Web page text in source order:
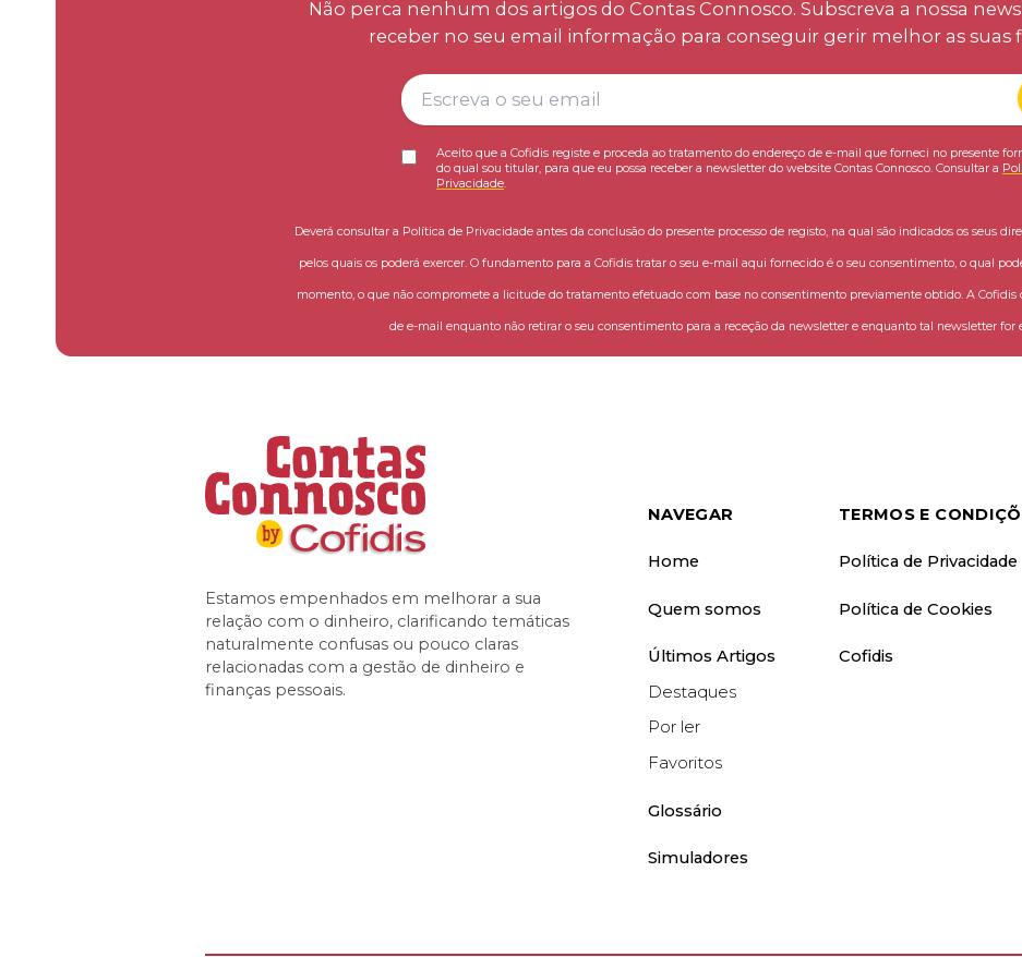
Não perca nenhum dos artigos do Contas Connosco. Subscreva a nossa
receber no seu email informação para conseguir gerir melhor as suas
Aceito que a Cofidis registe e proceda ao tratamento do endereço de e-mail que forneci no presente
do qual sou titular, para que eu possa receber a newsletter do website Contas Connosco. Consultar a
Privacidade.
Deverá consultar a Política de Privacidade antes da conclusão do presente processo de registo, na qual são indicados os seus
pelos quais os poderá exercer. O fundamento para a Cofidis tratar o seu e-mail aqui fornecido é o seu consentimento, o qual
momento, o que não compromete a licitude do tratamento efetuado com base no consentimento previamente obtido. A Cofidis
de e-mail enquanto não retirar o seu consentimento para a receção da newsletter e enquanto tal newsletter for
Estamos empenhados em melhorar a sua
relação com o dinheiro, clarificando temáticas
naturalmente confusas ou pouco claras
relacionadas com a gestão de dinheiro e
finanças pessoais.
NAVEGAR
Home
Quem somos
Últimos Artigos
Destaques
Por ler
Favoritos
Glossário
Simuladores
TERMOS E
Política de Privacidade
Política de Cookies
Cofidis